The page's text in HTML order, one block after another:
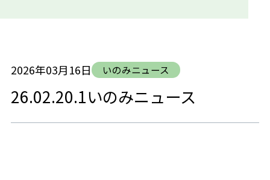
採用情報
保護者の声
2026年03月16日 いのみニュース
26.02.20.1いのみニュース